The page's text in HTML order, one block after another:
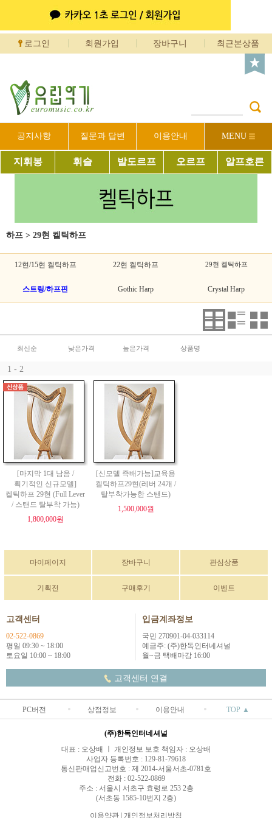
로그인 회원가입 장바구니 최근본상품
공지사항 질문과 답변 이용안내 MENU
지휘봉 휘슬 발도르프 오르프 알프호른
하프 > 29현 켈틱하프
12현/15현 켈틱하프 22현 켈틱하프 29현 켈틱하프
스트링/하프핀 Gothic Harp Crystal Harp
최신순 낮은가격 높은가격 상품명
1 - 2
[마지막 1대 남음 /
획기적인 신규모델]
켈틱하프 29현 (Full Lever
/ 스탠드 탈부착 가능)
1,800,000원
[신모델 즉배가능]교육용
켈틱하프29현(레버 24개 /
탈부착가능한 스탠드)
1,500,000원
마이페이지 장바구니 관심상품
기획전 구매후기 이벤트
고객센터
02-522-0869
평일 09:30 ~ 18:00
토요일 10:00 ~ 18:00
입금계좌정보
국민 270901-04-033114
예금주: (주)한독인터네셔널
월~금 택배마감 16:00
고객센터 연결
PC버전 상점정보 이용안내 TOP ▲
(주)한독인터네셔널
대표 : 오상배 ㅣ 개인정보 보호 책임자 : 오상배
사업자 등록번호 : 129-81-79618
통신판매업신고번호 : 제 2014-서울서초-0781호
전화 : 02-522-0869
주소 : 서울시 서초구 효령로 253 2층
(서초동 1585-10번지 2층)
이용약관 개인정보처리방침